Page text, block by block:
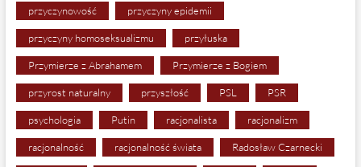
przyczynowość przyczyny epidemii
przyczyny homoseksualizmu przyłuska
Przymierze z Abrahamem Przymierze z Bogiem
przyrost naturalny przyszłość PSL PSR
psychologia Putin racjonalista racjonalizm
racjonalność racjonalność świata Radosław Czarnecki